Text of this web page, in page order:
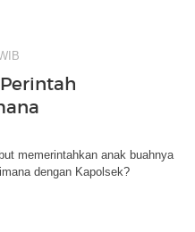
memerintahkan anak buahnya
dengan Kapolsek?